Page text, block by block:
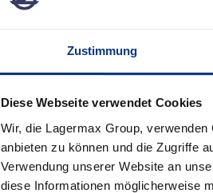
Zustimmung
Diese Webseite verwendet Cookies
Wir, die Lagermax Group,
anbieten zu können und die Zugriffe
Verwendung unserer Website an
diese Informationen möglicherweise